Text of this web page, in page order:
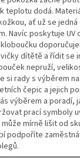
teplotu dodá.
ať už se
Navíc poskytuje UV
dítětě a řídit se
nepruží,
si rady s výběrem
čepic a jejich
výběrem a poradí,
prací symboly
mírně lišit od
podpoříte